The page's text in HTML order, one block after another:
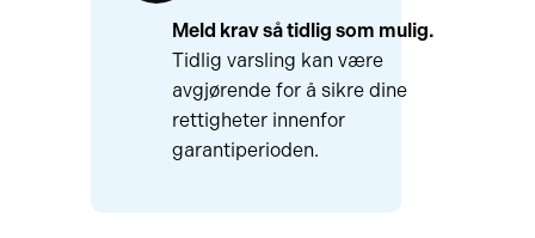
Meld krav så tidlig som mulig.
Tidlig varsling kan være
avgjørende for å sikre dine
rettigheter innenfor
garantiperioden.